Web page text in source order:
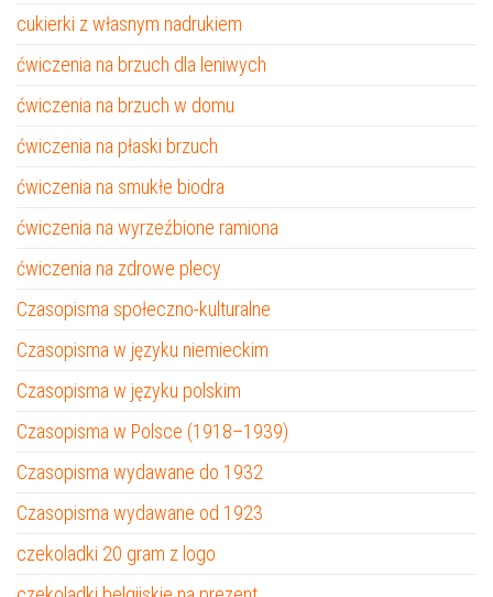
cukierki z własnym nadrukiem
ćwiczenia na brzuch dla leniwych
ćwiczenia na brzuch w domu
ćwiczenia na płaski brzuch
ćwiczenia na smukłe biodra
ćwiczenia na wyrzeźbione ramiona
ćwiczenia na zdrowe plecy
Czasopisma społeczno-kulturalne
Czasopisma w języku niemieckim
Czasopisma w języku polskim
Czasopisma w Polsce (1918–1939)
Czasopisma wydawane do 1932
Czasopisma wydawane od 1923
czekoladki 20 gram z logo